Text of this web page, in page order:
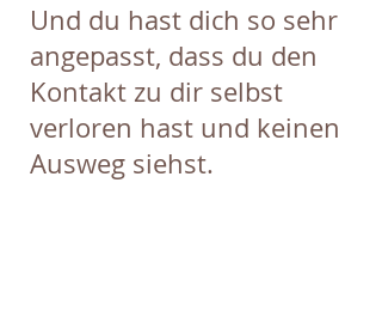
Und du hast dich so sehr
angepasst, dass du den
Kontakt zu dir selbst
verloren hast und keinen
Ausweg siehst.